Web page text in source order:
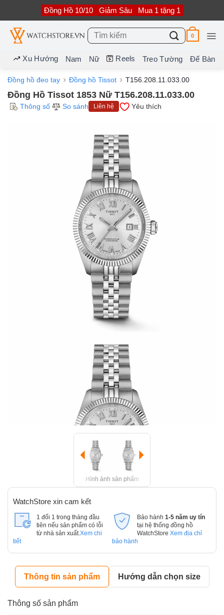
nội
dung
Đồng Hồ 10/10 Giảm Sâu Mua 1 tặng 1
Tìm
kiếm:
0
Xu Hướng Nam Nữ Reels Treo Tường Để Bàn
Đồng hồ đeo tay Đồng hồ Tissot T156.208.11.033.00
Đồng Hồ Tissot 1853 Nữ T156.208.11.033.00
Thông số So sánh Liên hệ Yêu thích
Hình ảnh sản phẩm
WatchStore xin cam kết
1 đổi 1 trong tháng đầu
tiên nếu sản phẩm có lỗi
từ nhà sản xuất. Xem chi
tiết
Bảo hành 1-5 năm uy tín
tại hệ thống đồng hồ
WatchStore Xem địa chỉ
bảo hành
Thông tin sản phẩm Hướng dẫn chọn size
Thông số sản phẩm